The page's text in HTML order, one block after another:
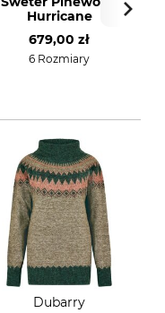
Hurricane
679,00 zł
6 Rozmiary
Dubarry